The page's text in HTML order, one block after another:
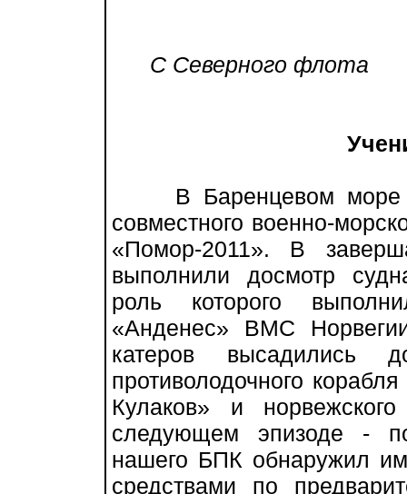
С Северного флота
В Баренцевом море
совместного военно-
«Помор-2011». В
выполнили досмотр
роль которого
«Анденес» ВМС
катеров высадились
противолодочного
Кулаков» и
следующем эпизоде -
нашего БПК обнаружил
средствами по